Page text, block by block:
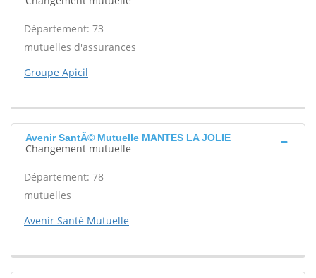
Département: 73
mutuelles d'assurances
Groupe Apicil
Avenir SantÃ© Mutuelle MANTES LA JOLIE
Changement mutuelle
Département: 78
mutuelles
Avenir Santé Mutuelle